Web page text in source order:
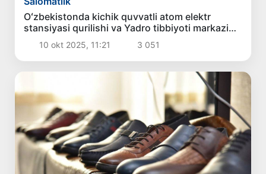
Oʻzbekistonda kichik quvvatli atom elektr
stansiyasi qurilishi va Yadro tibbiyoti markazi
loyihasiga rasman start berildi
10 okt 2025, 11:21 3 051